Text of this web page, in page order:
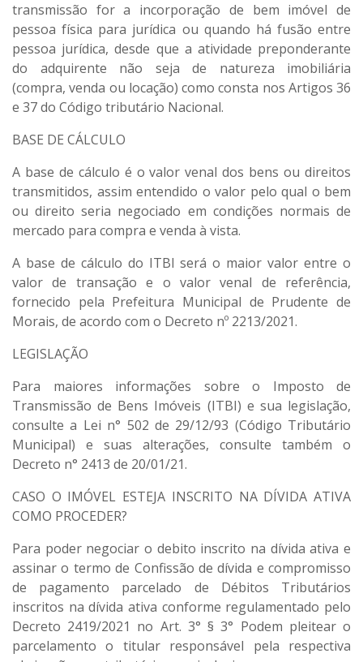
transmissão for a incorporação de bem imóvel de
pessoa física para jurídica ou quando há fusão entre
pessoa jurídica, desde que a atividade preponderante
do adquirente não seja de natureza imobiliária
(compra, venda ou locação) como consta nos Artigos 36
e 37 do Código tributário Nacional.
BASE DE CÁLCULO
A base de cálculo é o valor venal dos bens ou direitos
transmitidos, assim entendido o valor pelo qual o bem
ou direito seria negociado em condições normais de
mercado para compra e venda à vista.
A base de cálculo do ITBI será o maior valor entre o
valor de transação e o valor venal de referência,
fornecido pela Prefeitura Municipal de Prudente de
Morais, de acordo com o Decreto nº 2213/2021.
LEGISLAÇÃO
Para maiores informações sobre o Imposto de
Transmissão de Bens Imóveis (ITBI) e sua legislação,
consulte a Lei n° 502 de 29/12/93 (Código Tributário
Municipal) e suas alterações, consulte também o
Decreto n° 2413 de 20/01/21.
CASO O IMÓVEL ESTEJA INSCRITO NA DÍVIDA ATIVA
COMO PROCEDER?
Para poder negociar o debito inscrito na dívida ativa e
assinar o termo de Confissão de dívida e compromisso
de pagamento parcelado de Débitos Tributários
inscritos na dívida ativa conforme regulamentado pelo
Decreto 2419/2021 no Art. 3° § 3° Podem pleitear o
parcelamento o titular responsável pela respectiva